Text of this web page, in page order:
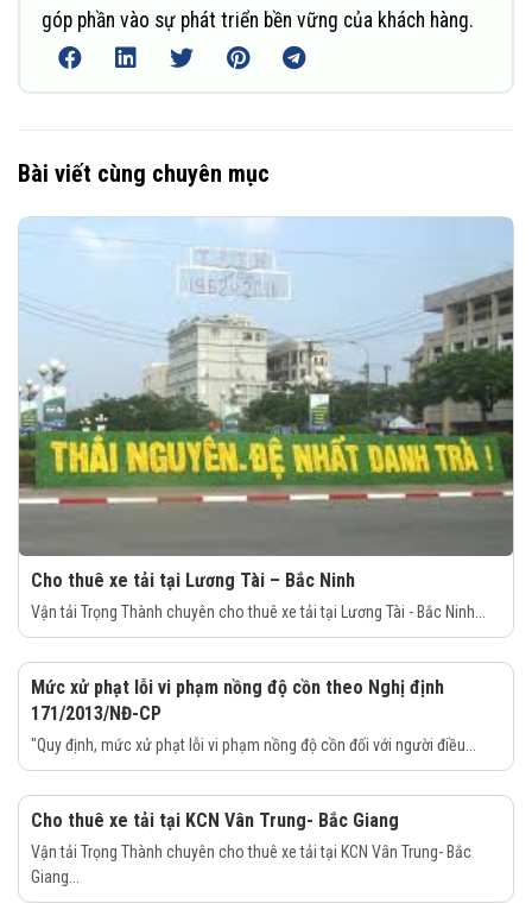
góp phần vào sự phát triển bền vững của khách hàng.
Bài viết cùng chuyên mục
Cho thuê xe tải tại Lương Tài – Bắc Ninh
Vận tải Trọng Thành chuyên cho thuê xe tải tại Lương Tài - Bắc Ninh...
Mức xử phạt lỗi vi phạm nồng độ cồn theo Nghị định
171/2013/NĐ-CP
"Quy định, mức xử phạt lỗi vi phạm nồng độ cồn đối với người điều...
Cho thuê xe tải tại KCN Vân Trung- Bắc Giang
Vận tải Trọng Thành chuyên cho thuê xe tải tại KCN Vân Trung- Bắc
Giang...